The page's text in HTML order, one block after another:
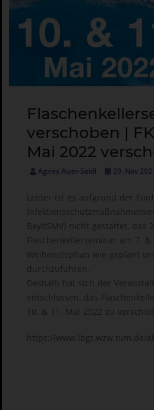
verschoben |
Mai 2022
Agnes Auer-Seidl 29. Nov 2021
Leider ist es aufgrund der
BayIfSMV) nicht gestattet, das
Flaschenkellerseminar am 7.
Weihenstephan wie geplant
durchzuführen.
Deshalb hat sich der
entschlossen, das
10. & 11. Mai 2022 zu
https://www.lbgt.wzw.tum.de/